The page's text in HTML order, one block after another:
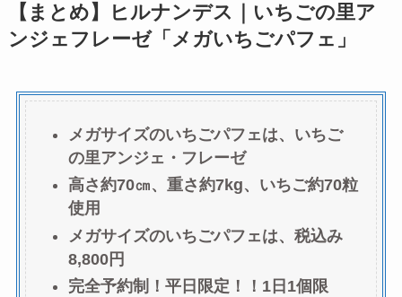
【まとめ】ヒルナンデス｜いちごの里ア
ンジェフレーゼ「メガいちごパフェ」
メガサイズのいちごパフェは、いちご
の里アンジェ・フレーゼ
高さ約70㎝、重さ約7kg、いちご約70粒
使用
メガサイズのいちごパフェは、税込み
8,800円
完全予約制！平日限定！！1日1個限